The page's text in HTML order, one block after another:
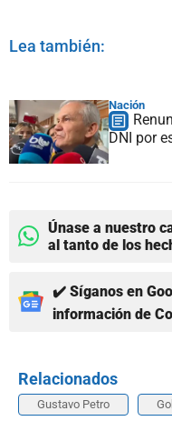
Lea también:
Nación
DNI por
Únase a nuestro
al tanto de los
✔️ Síganos en
información de
Relacionados
Gustavo Petro